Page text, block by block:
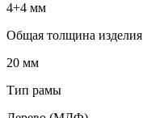
4+4 мм
Общая толщина изделия
20 мм
Тип рамы